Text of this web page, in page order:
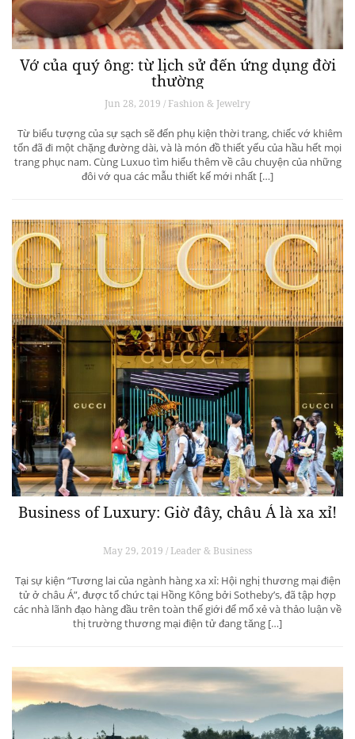
Vớ của quý ông: từ lịch sử đến ứng dụng đời
thường
Jun 28, 2019 / Fashion & Jewelry
Từ biểu tượng của sự sạch sẽ đến phụ kiện thời trang, chiếc vớ khiêm
tốn đã đi một chặng đường dài, và là món đồ thiết yếu của hầu hết mọi
trang phục nam. Cùng Luxuo tìm hiểu thêm về câu chuyện của những
đôi vớ qua các mẫu thiết kế mới nhất […]
Business of Luxury: Giờ đây, châu Á là xa xỉ!
May 29, 2019 / Leader & Business
Tại sự kiện “Tương lai của ngành hàng xa xỉ: Hội nghị thương mại điện
tử ở châu Á”, được tổ chức tại Hồng Kông bởi Sotheby’s, đã tập hợp
các nhà lãnh đạo hàng đầu trên toàn thế giới để mổ xẻ và thảo luận về
thị trường thương mại điện tử đang tăng […]